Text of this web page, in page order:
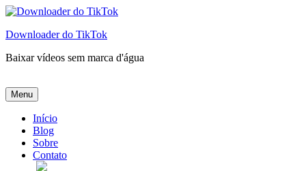
Pular
o
Downloader do TikTok
Baixar vídeos sem marca d'água
Downloader do TikTok
Baixar vídeos sem marca d'água
Menu
Início
Blog
Sobre
Contato